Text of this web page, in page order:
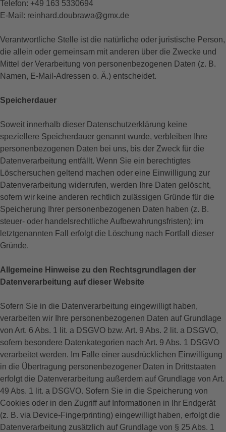
Telefon: +49 163 5330694
E-Mail: reinhard.doubrawa@gmx.de
Verantwortliche Stelle ist die natürliche oder juristische Person,
die allein oder gemeinsam mit anderen über die Zwecke und
Mittel der Verarbeitung von personenbezogenen Daten (z. B.
Namen, E-Mail-Adressen o. Ä.) entscheidet.
Speicherdauer
Soweit innerhalb dieser Datenschutzerklärung keine
speziellere Speicherdauer genannt wurde, verbleiben Ihre
personenbezogenen Daten bei uns, bis der Zweck für die
Datenverarbeitung entfällt. Wenn Sie ein berechtigtes
Löschersuchen geltend machen oder eine Einwilligung zur
Datenverarbeitung widerrufen, werden Ihre Daten gelöscht,
sofern wir keine anderen rechtlich zulässigen Gründe für die
Speicherung Ihrer personenbezogenen Daten haben (z. B.
steuer- oder handelsrechtliche Aufbewahrungsfristen); im
letztgenannten Fall erfolgt die Löschung nach Fortfall dieser
Gründe.
Allgemeine Hinweise zu den Rechtsgrundlagen der
Datenverarbeitung auf dieser Website
Sofern Sie in die Datenverarbeitung eingewilligt haben,
verarbeiten wir Ihre personenbezogenen Daten auf Grundlage
von Art. 6 Abs. 1 lit. a DSGVO bzw. Art. 9 Abs. 2 lit. a DSGVO,
sofern besondere Datenkategorien nach Art. 9 Abs. 1 DSGVO
verarbeitet werden. Im Falle einer ausdrücklichen Einwilligung
in die Übertragung personenbezogener Daten in Drittstaaten
erfolgt die Datenverarbeitung außerdem auf Grundlage von Art.
49 Abs. 1 lit. a DSGVO. Sofern Sie in die Speicherung von
Cookies oder in den Zugriff auf Informationen in Ihr Endgerät
(z. B. via Device-Fingerprinting) eingewilligt haben, erfolgt die
Datenverarbeitung zusätzlich auf Grundlage von § 25 Abs. 1